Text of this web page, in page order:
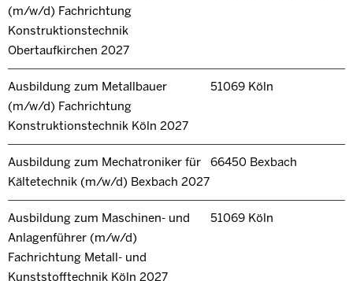
(m/w/d) Fachrichtung
Konstruktionstechnik
Obertaufkirchen 2027
Ausbildung zum Metallbauer
(m/w/d) Fachrichtung
Konstruktionstechnik Köln 2027
51069 Köln
Ausbildung zum Mechatroniker für
Kältetechnik (m/w/d) Bexbach 2027
66450 Bexbach
Ausbildung zum Maschinen- und
Anlagenführer (m/w/d)
Fachrichtung Metall- und
Kunststofftechnik Köln 2027
51069 Köln